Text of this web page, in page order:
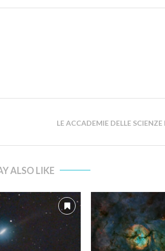
LE ACCADEMIE DELLE SCIENZE
ALSO LIKE